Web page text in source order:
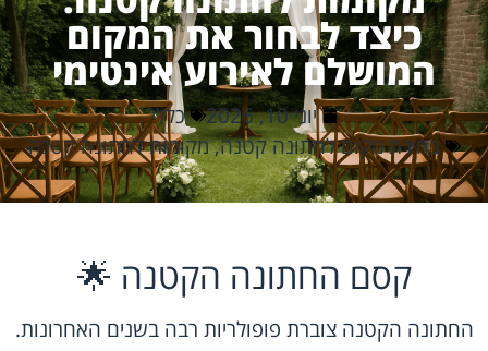
כיצד לבחור את המקום
המושלם לאירוע אינטימי
יוני 10, 2026
כללי
בחירת מקום לחתונה קטנה,מקומות לחתונה קטנה
קסם החתונה הקטנה 🌟
החתונה הקטנה צוברת פופולריות רבה בשנים האחרונות.